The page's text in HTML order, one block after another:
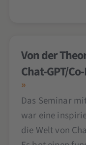
Von der
Chat-GPT/
Das Seminar
war eine
die Welt von